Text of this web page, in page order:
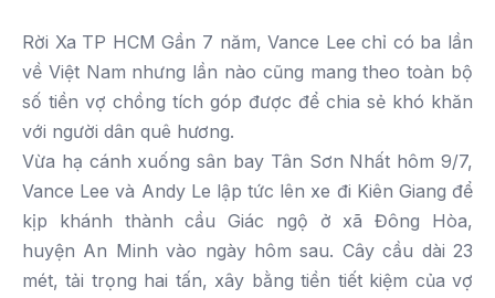
Rời Xa TP HCMGần 7 năm, Vance Lee chỉ có ba lần
về Việt Nam nhưng lần nào cũng mang theo toàn bộ
số tiền vợ chồng tích góp được để chia sẻ khó khăn
với người dân quê hương.
Vừa hạ cánh xuống sân bay Tân Sơn Nhất hôm 9/7,
Vance Lee và Andy Le lập tức lên xe đi Kiên Giang để
kịp khánh thành cầu Giác ngộ ở xã Đông Hòa,
huyện An Minh vào ngày hôm sau. Cây cầu dài 23
mét, tải trọng hai tấn, xây bằng tiền tiết kiệm của vợ